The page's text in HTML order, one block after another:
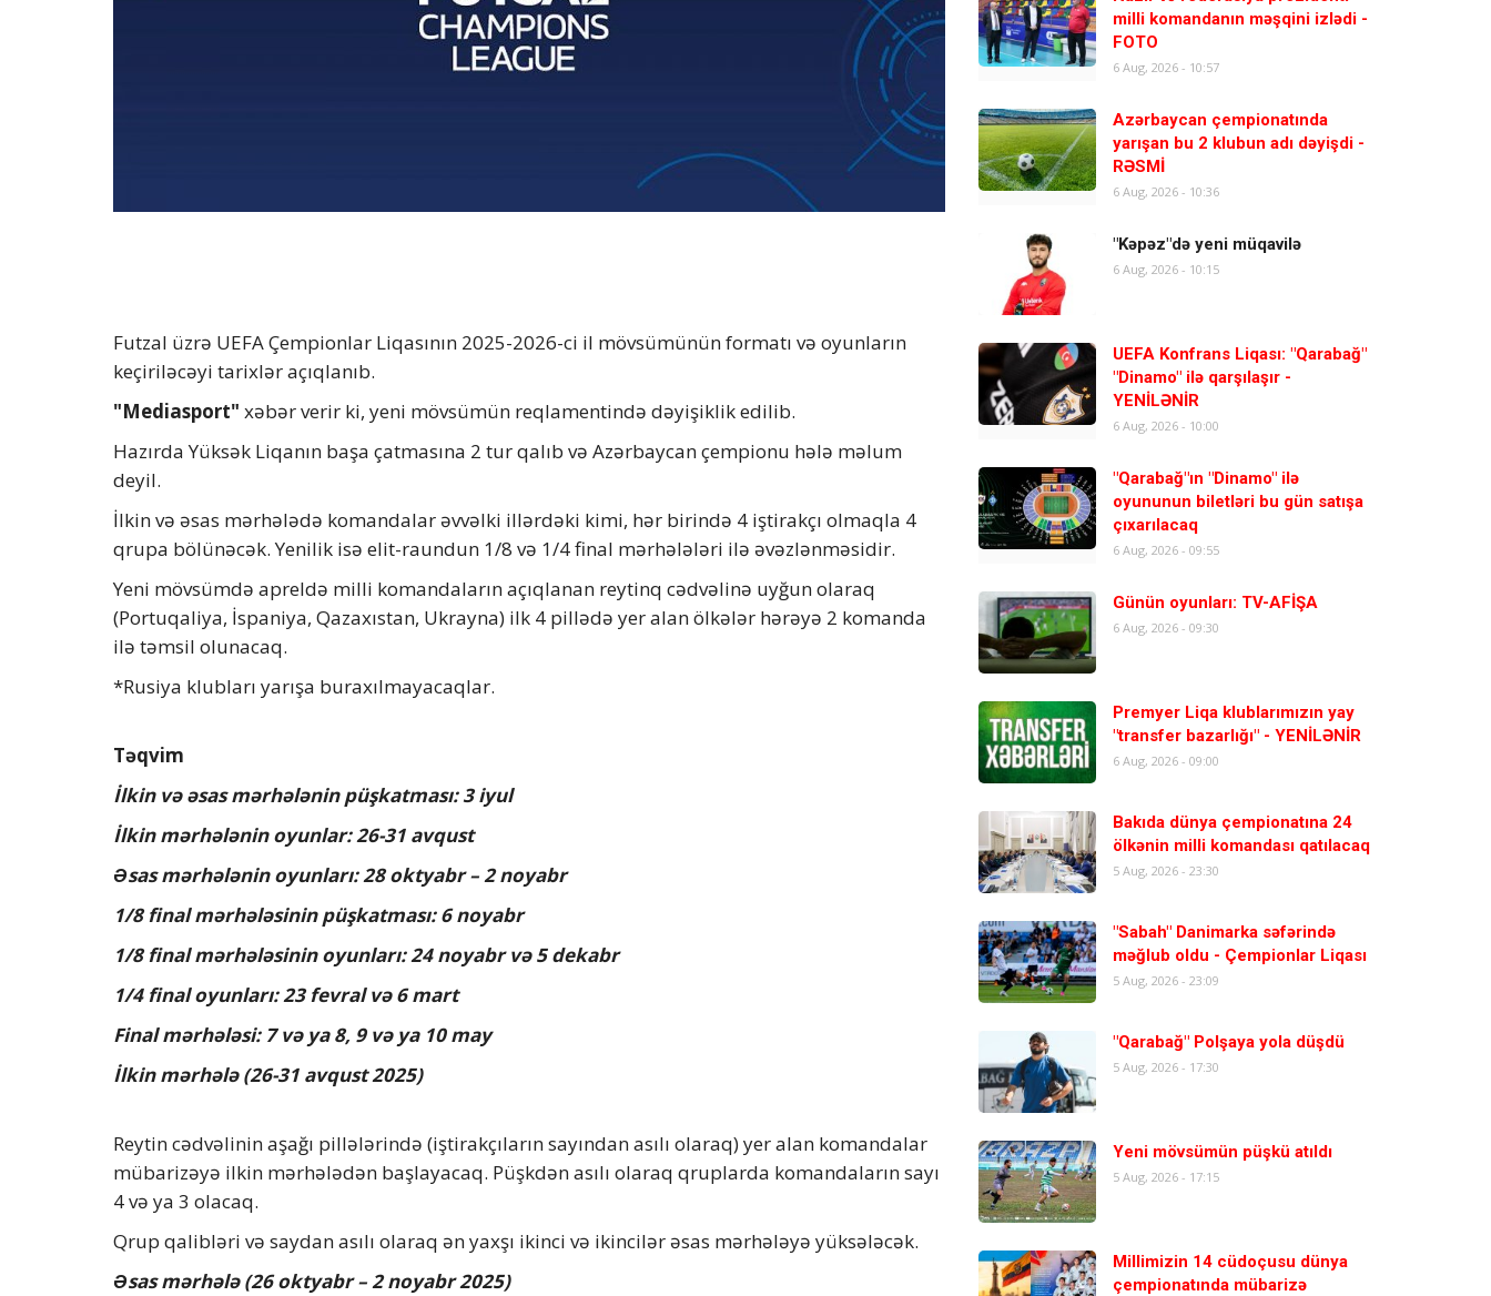
Futzal üzrə UEFA Çempionlar Liqasının 2025-2026-ci il mövsümünün formatı və oyunların
keçiriləcəyi tarixlər açıqlanıb.
"Mediasport" xəbər verir ki, yeni mövsümün reqlamentində dəyişiklik edilib.
Hazırda Yüksək Liqanın başa çatmasına 2 tur qalıb və Azərbaycan çempionu hələ məlum
deyil.
İlkin və əsas mərhələdə komandalar əvvəlki illərdəki kimi, hər birində 4 iştirakçı olmaqla 4
qrupa bölünəcək. Yenilik isə elit-raundun 1/8 və 1/4 final mərhələləri ilə əvəzlənməsidir.
Yeni mövsümdə apreldə milli komandaların açıqlanan reytinq cədvəlinə uyğun olaraq
(Portuqaliya, İspaniya, Qazaxıstan, Ukrayna) ilk 4 pillədə yer alan ölkələr hərəyə 2 komanda
ilə təmsil olunacaq.
*Rusiya klubları yarışa buraxılmayacaqlar.
Təqvim
İlkin və əsas mərhələnin püşkatması: 3 iyul
İlkin mərhələnin oyunlar: 26-31 avqust
Əsas mərhələnin oyunları: 28 oktyabr – 2 noyabr
1/8 final mərhələsinin püşkatması: 6 noyabr
1/8 final mərhələsinin oyunları: 24 noyabr və 5 dekabr
1/4 final oyunları: 23 fevral və 6 mart
Final mərhələsi: 7 və ya 8, 9 və ya 10 may
İlkin mərhələ (26-31 avqust 2025)
Reytin cədvəlinin aşağı pillələrində (iştirakçıların sayından asılı olaraq) yer alan komandalar
mübarizəyə ilkin mərhələdən başlayacaq. Püşkdən asılı olaraq qruplarda komandaların sayı
4 və ya 3 olacaq.
Qrup qalibləri və saydan asılı olaraq ən yaxşı ikinci və ikincilər əsas mərhələyə yüksələcək.
Əsas mərhələ (26 oktyabr – 2 noyabr 2025)
milli komandanın məşqini izlədi -
FOTO
6 Aug, 2026 - 10:57
Azərbaycan çempionatında
yarışan bu 2 klubun adı dəyişdi -
RƏSMİ
6 Aug, 2026 - 10:36
"Kəpəz"də yeni müqavilə
6 Aug, 2026 - 10:15
UEFA Konfrans Liqası: "Qarabağ"
"Dinamo" ilə qarşılaşır -
YENİLƏNİR
6 Aug, 2026 - 10:00
"Qarabağ"ın "Dinamo" ilə
oyununun biletləri bu gün satışa
çıxarılacaq
6 Aug, 2026 - 09:55
Günün oyunları: TV-AFİŞA
6 Aug, 2026 - 09:30
Premyer Liqa klublarımızın yay
"transfer bazarlığı" - YENİLƏNİR
6 Aug, 2026 - 09:00
Bakıda dünya çempionatına 24
ölkənin milli komandası qatılacaq
5 Aug, 2026 - 23:30
"Sabah" Danimarka səfərində
məğlub oldu - Çempionlar Liqası
5 Aug, 2026 - 23:09
"Qarabağ" Polşaya yola düşdü
5 Aug, 2026 - 17:30
Yeni mövsümün püşkü atıldı
5 Aug, 2026 - 17:15
Millimizin 14 cüdoçusu dünya
çempionatında mübarizə